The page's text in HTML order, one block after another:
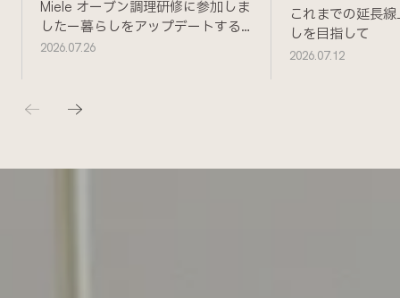
Miele オーブン調理研修に参加しま
したー暮らしをアップデートする
ためにー
2026.07.26
これまでの延長
しを目指して
2026.07.12